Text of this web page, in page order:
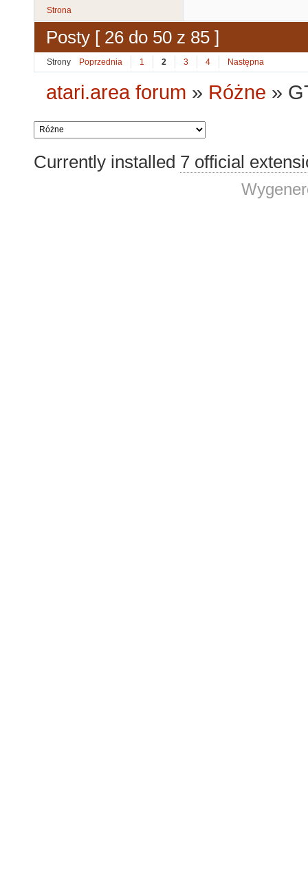
Strona
Posty [ 26 do 50 z 85 ]
Strony Poprzednia 1 2 3 4 Następna
atari.area forum » Różne »
Currently installed 7 official